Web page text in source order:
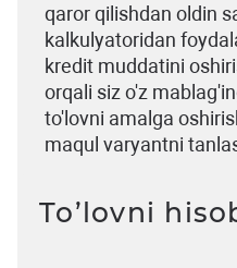
qaror qilishdan oldin
kalkulyatoridan
kredit muddatini
orqali siz o'z
to'lovni amalga
maqul varyantni
To’lovni